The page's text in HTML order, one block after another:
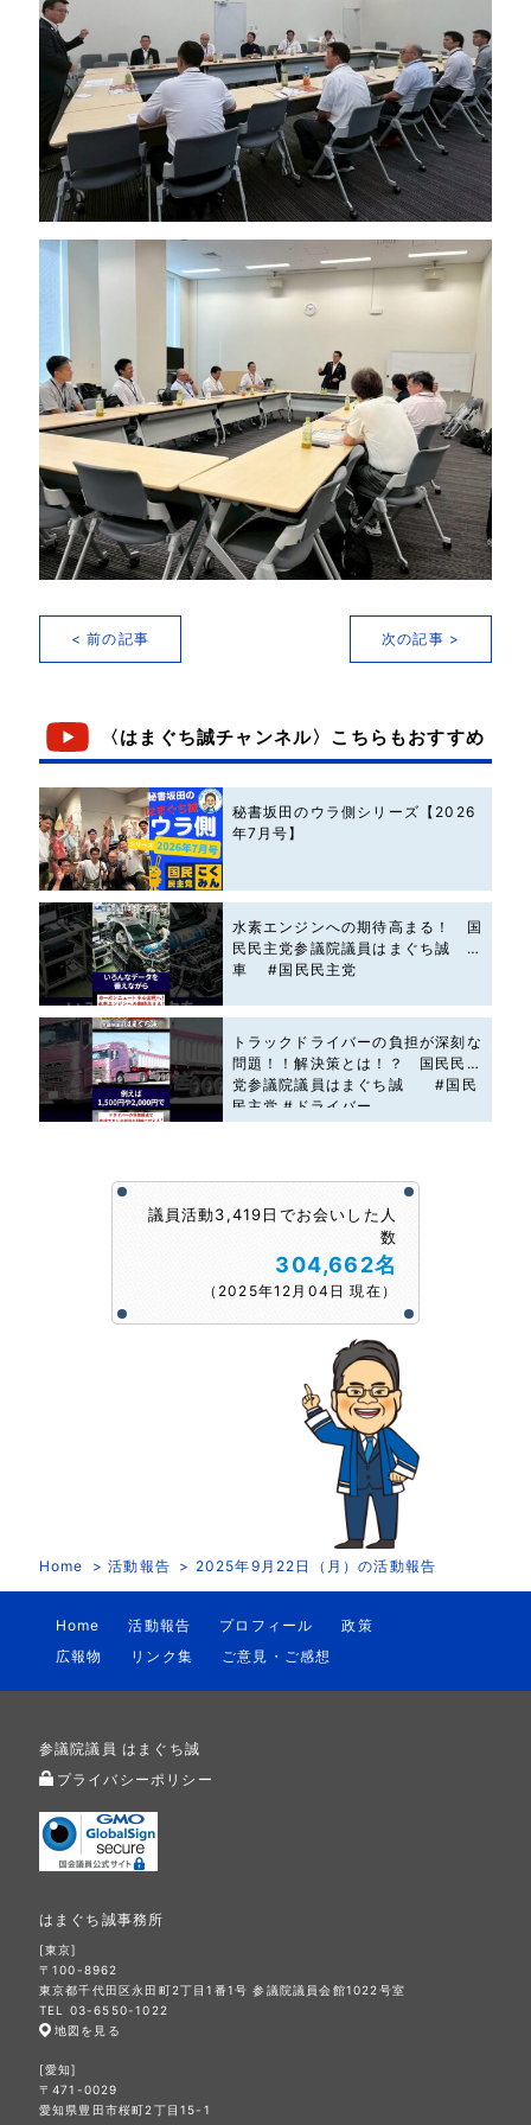
< 前の記事 次の記事 >
〈はまぐち誠チャンネル〉こちらもおすすめ
秘書坂田のウラ側シリーズ【2026
年7月号】
水素エンジンへの期待高まる！ 国
民民主党参議院議員はまぐち誠 #
車 #国民民主党
トラックドライバーの負担が深刻な
問題！！解決策とは！？ 国民民主
党参議院議員はまぐち誠 #国民
民主党 #ドライバー
議員活動3,419日でお会いした人
数
304,662名
（2025年12月04日 現在）
Home 活動報告 2025年9月22日（月）の活動報告
Home 活動報告 プロフィール
政策
広報物
リンク集 ご意見・ご感想
参議院議員 はまぐち誠
プライバシーポリシー
はまぐち誠事務所
[東京]
〒100-8962
東京都千代田区永田町2丁目1番1号 参議院議員会館1022号室
TEL 03-6550-1022
地図を見る
[愛知]
〒471-0029
愛知県豊田市桜町2丁目15-1